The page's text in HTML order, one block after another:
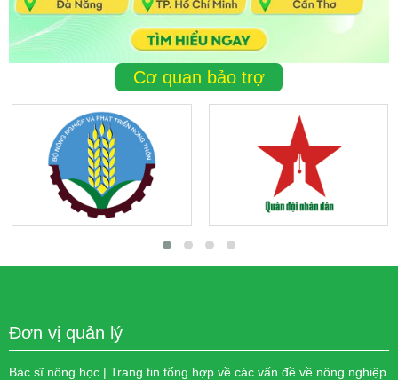
Cơ quan bảo trợ
Đơn vị quản lý
Bác sĩ nông học | Trang tin tổng hợp về các vấn đề về nông nghiệp